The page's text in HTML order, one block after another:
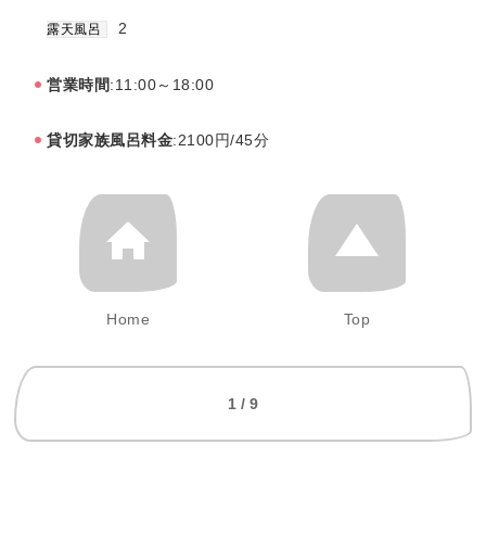
露天風呂 2
営業時間:11:00～18:00
貸切家族風呂料金:2100円/45分
Home Top
1 / 9